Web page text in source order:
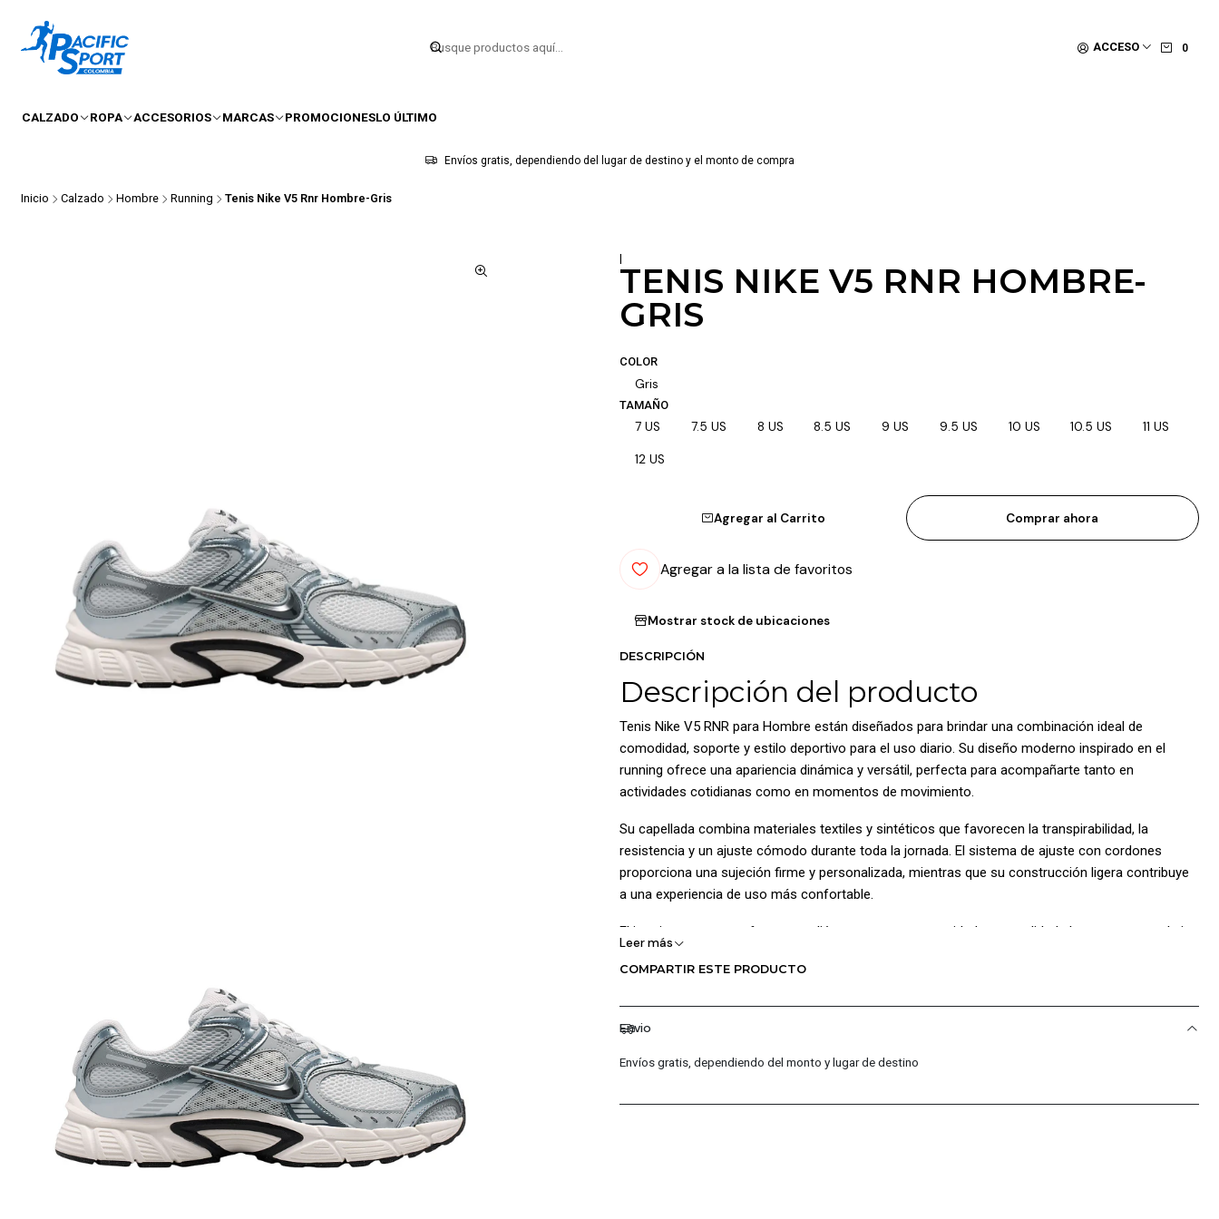
ACCESO 0
CALZADO ROPA ACCESORIOS MARCAS PROMOCIONESLO ÚLTIMO
Envíos gratis, dependiendo del lugar de destino y el monto de compra
Inicio Calzado Hombre Running Tenis Nike V5 Rnr Hombre-Gris
|
TENIS NIKE V5 RNR HOMBRE-
GRIS
COLOR
Gris
TAMAÑO
7 US 7.5 US 8 US 8.5 US 9 US 9.5 US 10 US 10.5 US 11 US
12 US
Agregar al Carrito Comprar ahora
Agregar a la lista de favoritos
Mostrar stock de ubicaciones
DESCRIPCIÓN
Descripción del producto
Tenis Nike V5 RNR para Hombre están diseñados para brindar una combinación ideal de
comodidad, soporte y estilo deportivo para el uso diario. Su diseño moderno inspirado en el
running ofrece una apariencia dinámica y versátil, perfecta para acompañarte tanto en
actividades cotidianas como en momentos de movimiento.
Su capellada combina materiales textiles y sintéticos que favorecen la transpirabilidad, la
resistencia y un ajuste cómodo durante toda la jornada. El sistema de ajuste con cordones
proporciona una sujeción firme y personalizada, mientras que su construcción ligera contribuye
a una experiencia de uso más confortable.
El interior cuenta con forro en poliéster que aporta suavidad y comodidad al contacto con el pie.
superficies, proporcionando seguridad en cada paso. Su construcción cementada garantiza una
Disciplina: Lifestyle / Sportswear
Categoría: Nike Sportswear
Composición: Capellada 84% textil y 16% sintético, forro 100% poliéster, suela 100% caucho y
Leer más
COMPARTIR ESTE PRODUCTO
Envio
Envíos gratis, dependiendo del monto y lugar de destino